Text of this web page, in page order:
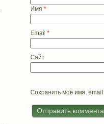
Имя *
Email *
Сайт
Сохранить моё имя,